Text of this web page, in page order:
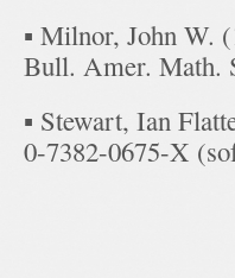
▪ Milnor, John W.
Bull. Amer. Math.
▪ Stewart, Ian
0-7382-0675-X